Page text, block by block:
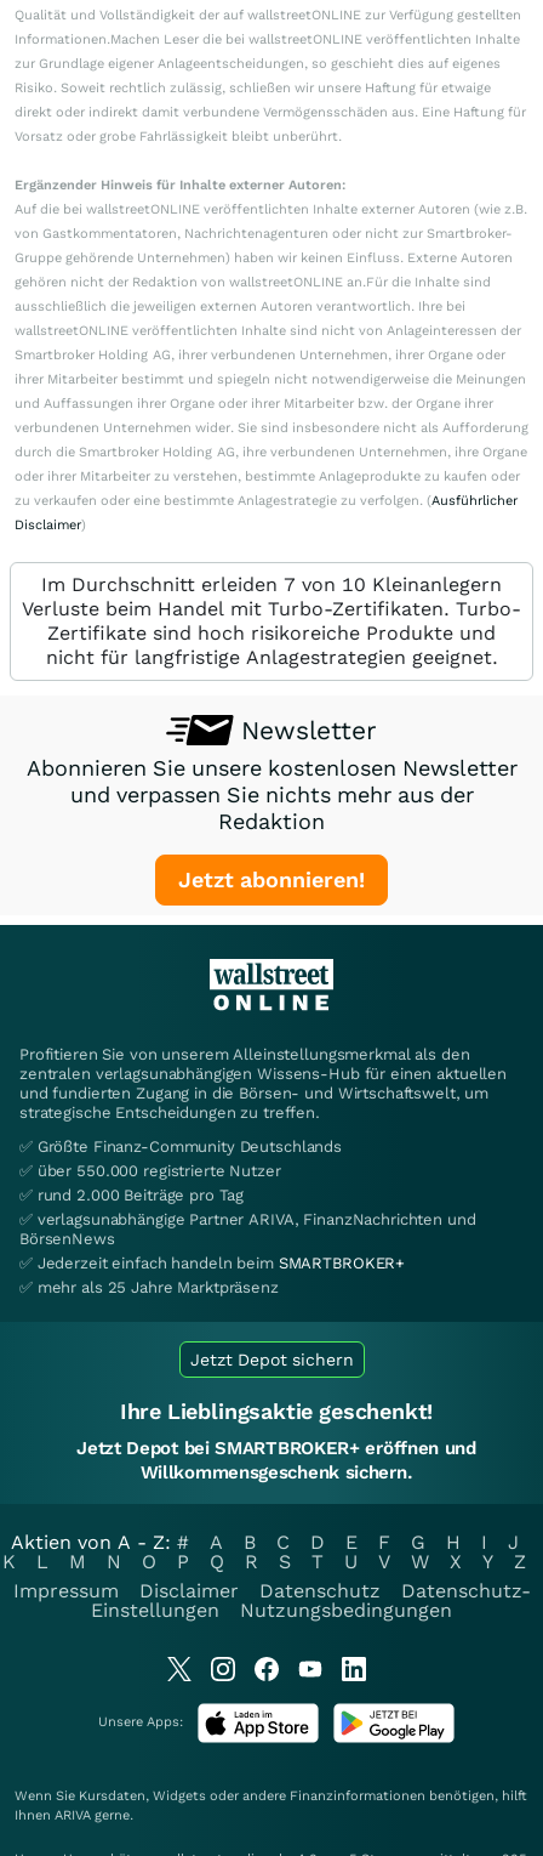
Qualität und Vollständigkeit der auf wallstreetONLINE zur Verfügung gestellten
Informationen.Machen Leser die bei wallstreetONLINE veröffentlichten Inhalte
zur Grundlage eigener Anlageentscheidungen, so geschieht dies auf eigenes
Risiko. Soweit rechtlich zulässig, schließen wir unsere Haftung für etwaige
direkt oder indirekt damit verbundene Vermögensschäden aus. Eine Haftung für
Vorsatz oder grobe Fahrlässigkeit bleibt unberührt.
Ergänzender Hinweis für Inhalte externer Autoren:
Auf die bei wallstreetONLINE veröffentlichten Inhalte externer Autoren (wie z.B.
von Gastkommentatoren, Nachrichtenagenturen oder nicht zur Smartbroker-
Gruppe gehörende Unternehmen) haben wir keinen Einfluss. Externe Autoren
gehören nicht der Redaktion von wallstreetONLINE an.Für die Inhalte sind
ausschließlich die jeweiligen externen Autoren verantwortlich. Ihre bei
wallstreetONLINE veröffentlichten Inhalte sind nicht von Anlageinteressen der
Smartbroker Holding AG, ihrer verbundenen Unternehmen, ihrer Organe oder
ihrer Mitarbeiter bestimmt und spiegeln nicht notwendigerweise die Meinungen
und Auffassungen ihrer Organe oder ihrer Mitarbeiter bzw. der Organe ihrer
verbundenen Unternehmen wider. Sie sind insbesondere nicht als Aufforderung
durch die Smartbroker Holding AG, ihre verbundenen Unternehmen, ihre Organe
oder ihrer Mitarbeiter zu verstehen, bestimmte Anlageprodukte zu kaufen oder
zu verkaufen oder eine bestimmte Anlagestrategie zu verfolgen. (Ausführlicher
Disclaimer)
Im Durchschnitt erleiden 7 von 10 Kleinanlegern
Verluste beim Handel mit Turbo-Zertifikaten. Turbo-
Zertifikate sind hoch risikoreiche Produkte und
nicht für langfristige Anlagestrategien geeignet.
Newsletter
Abonnieren Sie unsere kostenlosen Newsletter
und verpassen Sie nichts mehr aus der
Redaktion
Jetzt abonnieren!
Profitieren Sie von unserem Alleinstellungsmerkmal als den
zentralen verlagsunabhängigen Wissens-Hub für einen aktuellen
und fundierten Zugang in die Börsen- und Wirtschaftswelt, um
strategische Entscheidungen zu treffen.
✅ Größte Finanz-Community Deutschlands
✅ über 550.000 registrierte Nutzer
✅ rund 2.000 Beiträge pro Tag
✅ verlagsunabhängige Partner ARIVA, FinanzNachrichten und
BörsenNews
✅ Jederzeit einfach handeln beim SMARTBROKER+
✅ mehr als 25 Jahre Marktpräsenz
Jetzt Depot sichern
Ihre Lieblingsaktie geschenkt!
Jetzt Depot bei SMARTBROKER+ eröffnen und
Willkommensgeschenk sichern.
Aktien von A - Z: # A B C D E F G H I
J
K
L M N O P Q R S T U V W X Y
Z
Impressum
Disclaimer Datenschutz
Datenschutz-
Einstellungen
Nutzungsbedingungen
Unsere Apps:
Wenn Sie Kursdaten, Widgets oder andere Finanzinformationen benötigen, hilft
Ihnen ARIVA gerne.